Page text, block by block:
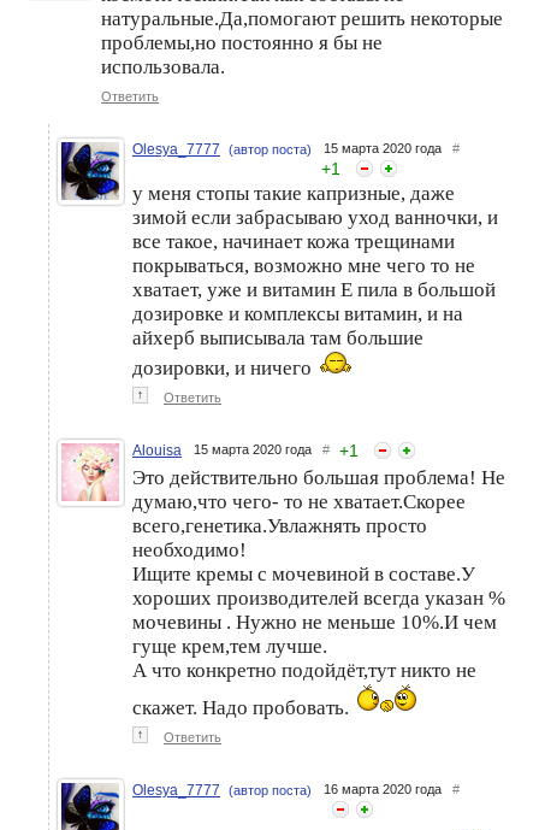
натуральные.Да,помогают решить некоторые
проблемы,но постоянно я бы не
использовала.
Ответить
Olesya_7777 (автор поста) 15 марта 2020 года #
+1
у меня стопы такие капризные, даже
зимой если забрасываю уход ванночки, и
все такое, начинает кожа трещинами
покрываться, возможно мне чего то не
хватает, уже и витамин Е пила в большой
дозировке и комплексы витамин, и на
айхерб выписывала там большие
дозировки, и ничего
↑ Ответить
Alouisa 15 марта 2020 года # +1
Это действительно большая проблема! Не
думаю,что чего- то не хватает.Скорее
всего,генетика.Увлажнять просто
необходимо!
Ищите кремы с мочевиной в составе.У
хороших производителей всегда указан %
мочевины . Нужно не меньше 10%.И чем
гуще крем,тем лучше.
А что конкретно подойдёт,тут никто не
скажет. Надо пробовать.
↑ Ответить
Olesya_7777 (автор поста) 16 марта 2020 года #